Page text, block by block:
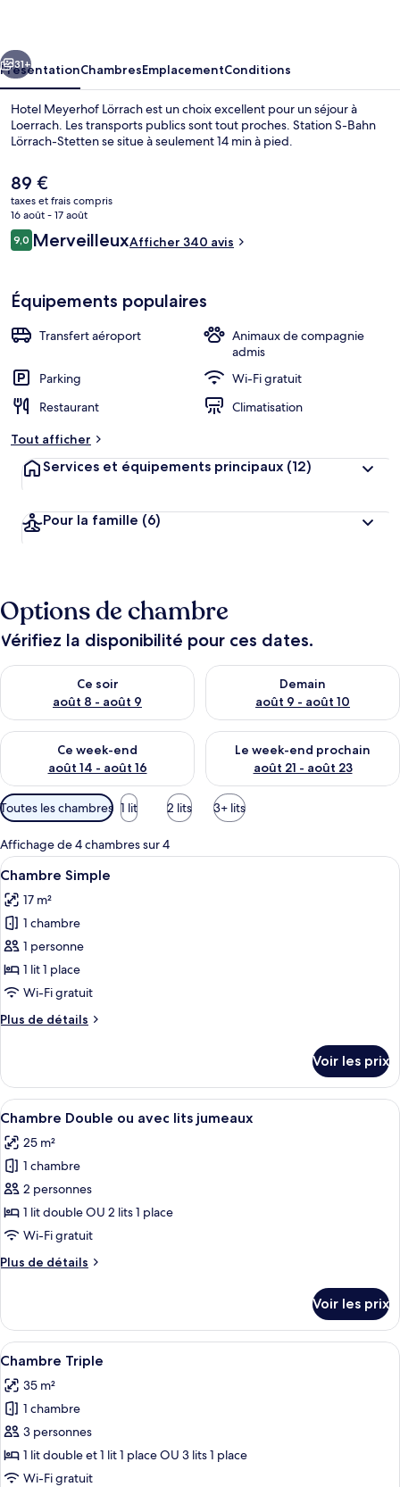
Suivant
31+
PrésentationChambresEmplacementConditions
Hotel Meyerhof Lörrach est un choix excellent pour un séjour à
Loerrach. Les transports publics sont tout proches. Station S-Bahn
Lörrach-Stetten se situe à seulement 14 min à pied.
Le
prix
actuel
est
de
89 €
taxes et frais compris
16 août - 17 août
Avis
voyageurs
9,09,0 sur 10
MerveilleuxAfficher 340 avis
Équipements populaires
Transfert aéroport
Animaux de compagnie
admis
Parking
Wi-Fi gratuit
Restaurant
Climatisation
Tout afficher
Services et équipements principaux (12)
Pour la famille (6)
Options de chambre
Vérifiez la disponibilité pour ces dates.
Ce soir
août 8 - août 9
Vérifier la disponibilité pour ce soir août 8 - août 9
Demain
août 9 - août 10
Vérifier la disponibilité pour
Ce week-end
août 14 - août 16
Vérifier la disponibilité pour ce week-end août 14 - août 16
Le week-end prochain
août 21 - août 23
Vérifier la disponibilité pour
Filtres
disponibles
pour
les
chambres
Toutes les chambres 1 lit 2 lits 3+ lits
Affichage de 4 chambres sur 4
Afficher
toutes
les
photos
pour
ce
type
chambre :
Une chambre d’hôtel avec un lit, un
4
Chambre Simple
17 m²
1 chambre
1 personne
1 lit 1 place
Wi-Fi gratuit
Plus de détails
Plus
le
type
de
Chambre
Simple
Voir les prix
Afficher
toutes
les
photos
pour
ce
type
chambre :
ou
avec
lits
jumeaux
Une chambre d’hôtel avec un lit,
7
Chambre Double ou avec lits jumeaux
25 m²
1 chambre
2 personnes
1 lit double OU 2 lits 1 place
Wi-Fi gratuit
Plus de détails
Plus
le
type
de
Chambre
Double
ou
avec
lits
jumeaux
Voir les prix
Afficher
toutes
les
photos
pour
ce
type
Une chambre d’hôtel avec un
8
Chambre Triple
35 m²
1 chambre
3 personnes
1 lit double et 1 lit 1 place OU 3 lits 1 place
Wi-Fi gratuit